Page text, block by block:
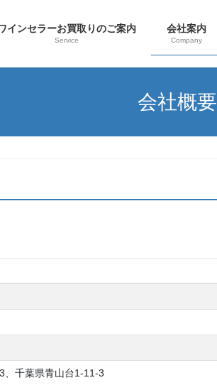
インセラーお買取りのご案内
Service
会社案内
Company
会社概要
、千葉県青山台1-11-3